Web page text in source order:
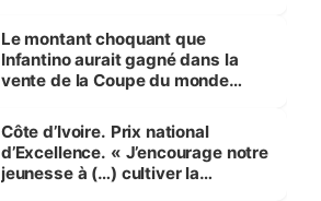
Le montant choquant que
Infantino aurait gagné dans la
vente de la Coupe du monde
Côte d’Ivoire. Prix national
d’Excellence. « J’encourage notre
jeunesse à (…) cultiver la